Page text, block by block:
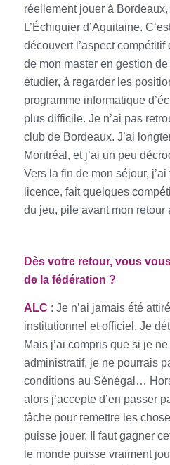
réellement jouer à
L’Échiquier d’Aquitaine.
découvert l’aspect
de mon master en gestion
étudier, à regarder les
programme informatique
plus difficile. Je n’ai pas
club de Bordeaux. J’ai
Montréal, et j’ai un peu
Vers la fin de mon séjour,
licence, fait quelques
du jeu, pile avant mon retour
Dès votre retour, vous
de la fédération ?
ALC : Je n’ai jamais été
institutionnel et officiel. Je
Mais j’ai compris que si je
administratif, je ne pourrais
conditions au Sénégal…
alors j’accepte d’en passer
tâche pour remettre les
puisse jouer. Il faut gagner
le monde puisse vraiment